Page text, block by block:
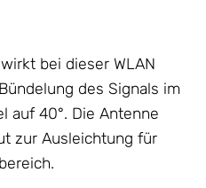
bei dieser WLAN
des Signals im
auf 40°. Die Antenne
zur Ausleichtung für